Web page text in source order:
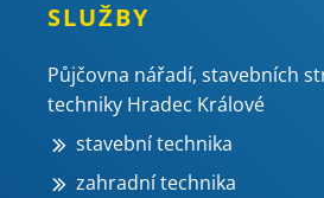
SLUŽBY
Půjčovna nářadí, stavebních
techniky Hradec Králové
stavební technika
zahradní technika